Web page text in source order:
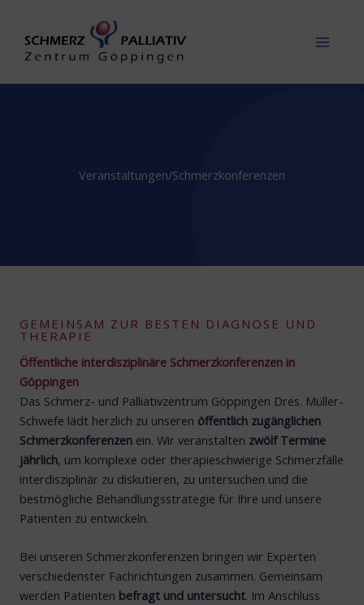
springen
Veranstaltungen/Schmerzkonferenzen
GEMEINSAM ZUR BESTEN DIAGNOSE UND
THERAPIE
Öffentliche interdisziplinäre Schmerzkonferenzen in
Göppingen
Das Schmerz- und Palliativzentrum Göppingen Dres. Müller-
Schwefe lädt herzlich zu unseren öffentlich zugänglichen
Schmerzkonferenzen ein. Wir veranstalten zwölf Termine
jährlich, um komplexe oder therapieschwierige Schmerzfälle
interdisziplinär zu diskutieren, zu untersuchen und die
bestmögliche Behandlungsstrategie für Ihre und unsere
Patienten zu entwickeln.
Bei unseren Schmerzkonferenzen bringen wir Experten
verschiedenster Fachrichtungen zusammen. Gemeinsam
werden Patienten befragt und untersucht. Im Anschluss